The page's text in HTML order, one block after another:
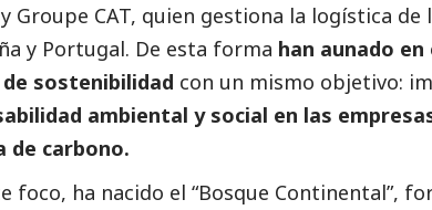
Groupe CAT, quien gestiona la logística de
y Portugal. De esta forma han aunado
sostenibilidad con un mismo objetivo:
ambiental y social en las
de carbono.
foco, ha nacido el “Bosque Continental”,